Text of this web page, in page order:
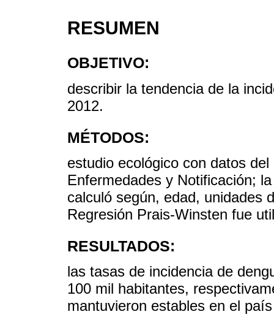
RESUMEN
OBJETIVO:
describir la tendencia de la
2012.
MÉTODOS:
estudio ecológico con datos
Enfermedades y Notificación;
calculó según, edad, unidades
Regresión Prais-Winsten fue
RESULTADOS:
las tasas de incidencia de
100 mil habitantes,
mantuvieron estables en el